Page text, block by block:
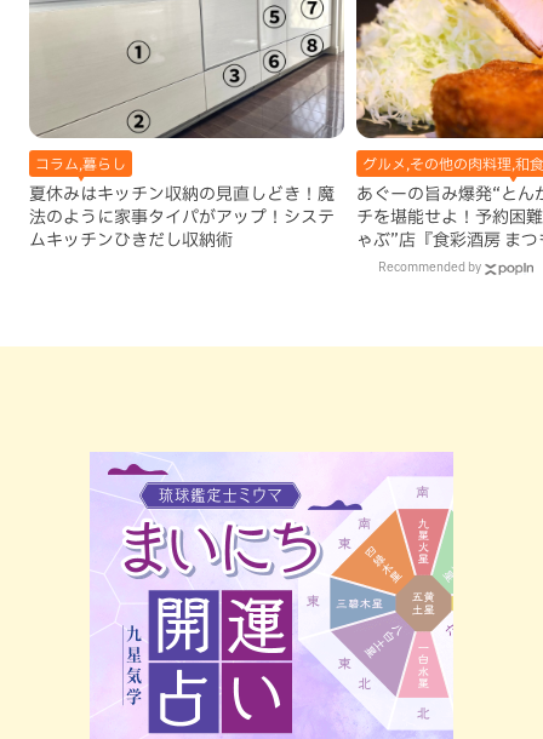
コラム,暮らし
夏休みはキッチン収納の見直しどき！魔
法のように家事タイパがアップ！システ
ムキッチンひきだし収納術
グルメ,その他の肉料理,和
あぐーの旨み爆発“とん
チを堪能せよ！予約困
ゃぶ”店『食彩酒房 ま
でオープン（那覇市）
Recommended by